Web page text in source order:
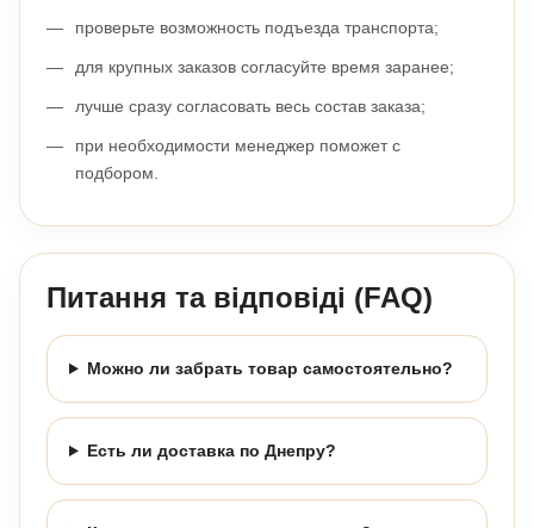
проверьте возможность подъезда транспорта;
для крупных заказов согласуйте время заранее;
лучше сразу согласовать весь состав заказа;
при необходимости менеджер поможет с
подбором.
Питання та відповіді (FAQ)
Можно ли забрать товар самостоятельно?
Есть ли доставка по Днепру?